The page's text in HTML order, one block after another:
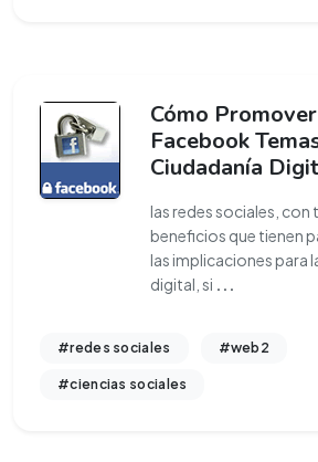
Cómo
Facebook
Ciudadanía
las redes sociales, con
beneficios que tienen
las implicaciones para
digital, si ...
#redes sociales #web2
#ciencias sociales